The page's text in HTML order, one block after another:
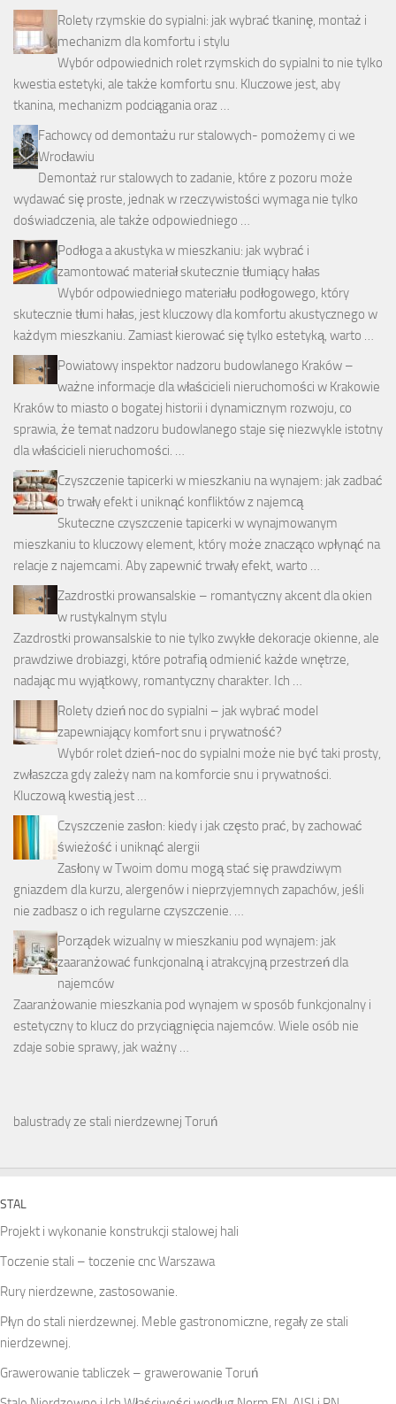
Rolety rzymskie do sypialni: jak wybrać tkaninę, montaż i
mechanizm dla komfortu i stylu
Wybór odpowiednich rolet rzymskich do sypialni to nie tylko
kwestia estetyki, ale także komfortu snu. Kluczowe jest, aby
tkanina, mechanizm podciągania oraz …
Fachowcy od demontażu rur stalowych- pomożemy ci we
Wrocławiu
Demontaż rur stalowych to zadanie, które z pozoru może
wydawać się proste, jednak w rzeczywistości wymaga nie tylko
doświadczenia, ale także odpowiedniego …
Podłoga a akustyka w mieszkaniu: jak wybrać i
zamontować materiał skutecznie tłumiący hałas
Wybór odpowiedniego materiału podłogowego, który
skutecznie tłumi hałas, jest kluczowy dla komfortu akustycznego w
każdym mieszkaniu. Zamiast kierować się tylko estetyką, warto …
Powiatowy inspektor nadzoru budowlanego Kraków –
ważne informacje dla właścicieli nieruchomości w Krakowie
Kraków to miasto o bogatej historii i dynamicznym rozwoju, co
sprawia, że temat nadzoru budowlanego staje się niezwykle istotny
dla właścicieli nieruchomości. …
Czyszczenie tapicerki w mieszkaniu na wynajem: jak zadbać
o trwały efekt i uniknąć konfliktów z najemcą
Skuteczne czyszczenie tapicerki w wynajmowanym
mieszkaniu to kluczowy element, który może znacząco wpłynąć na
relacje z najemcami. Aby zapewnić trwały efekt, warto …
Zazdrostki prowansalskie – romantyczny akcent dla okien
w rustykalnym stylu
Zazdrostki prowansalskie to nie tylko zwykłe dekoracje okienne, ale
prawdziwe drobiazgi, które potrafią odmienić każde wnętrze,
nadając mu wyjątkowy, romantyczny charakter. Ich …
Rolety dzień noc do sypialni – jak wybrać model
zapewniający komfort snu i prywatność?
Wybór rolet dzień-noc do sypialni może nie być taki prosty,
zwłaszcza gdy zależy nam na komforcie snu i prywatności.
Kluczową kwestią jest …
Czyszczenie zasłon: kiedy i jak często prać, by zachować
świeżość i uniknąć alergii
Zasłony w Twoim domu mogą stać się prawdziwym
gniazdem dla kurzu, alergenów i nieprzyjemnych zapachów, jeśli
nie zadbasz o ich regularne czyszczenie. …
Porządek wizualny w mieszkaniu pod wynajem: jak
zaaranżować funkcjonalną i atrakcyjną przestrzeń dla
najemców
Zaaranżowanie mieszkania pod wynajem w sposób funkcjonalny i
estetyczny to klucz do przyciągnięcia najemców. Wiele osób nie
zdaje sobie sprawy, jak ważny …
balustrady ze stali nierdzewnej Toruń
STAL
Projekt i wykonanie konstrukcji stalowej hali
Toczenie stali – toczenie cnc Warszawa
Rury nierdzewne, zastosowanie.
Płyn do stali nierdzewnej. Meble gastronomiczne, regały ze stali
nierdzewnej.
Grawerowanie tabliczek – grawerowanie Toruń